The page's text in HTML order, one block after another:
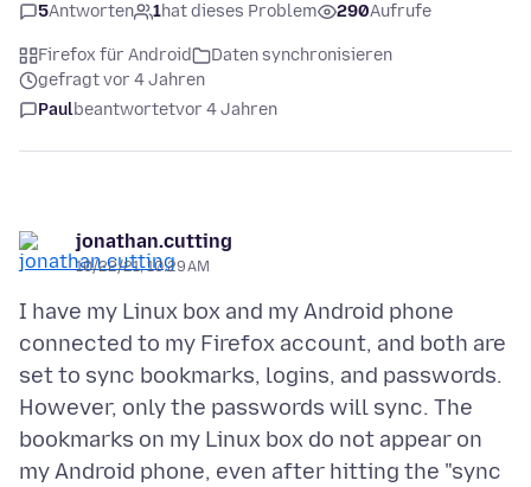
5Antworten 1hat dieses Problem 290Aufrufe
Firefox für Android
Daten synchronisieren
gefragt vor 4 Jahren
Paulbeantwortetvor 4 Jahren
jonathan.cutting
10/22/21, 10:29 AM
I have my Linux box and my Android phone
connected to my Firefox account, and both are
set to sync bookmarks, logins, and passwords.
However, only the passwords will sync. The
bookmarks on my Linux box do not appear on
my Android phone, even after hitting the "sync